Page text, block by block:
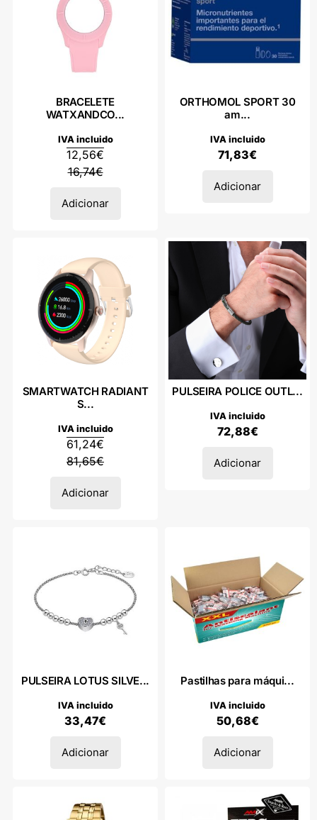
BRACELETE
WATXANDCO...
16,74€
12,56€
IVA incluido
Adicionar
ORTHOMOL SPORT 30
am...
71,83€
IVA incluido
Adicionar
SMARTWATCH RADIANT
S...
81,65€
61,24€
IVA incluido
Adicionar
PULSEIRA POLICE OUTL...
72,88€
IVA incluido
Adicionar
PULSEIRA LOTUS SILVE...
33,47€
IVA incluido
Adicionar
Pastilhas para máqui...
50,68€
IVA incluido
Adicionar